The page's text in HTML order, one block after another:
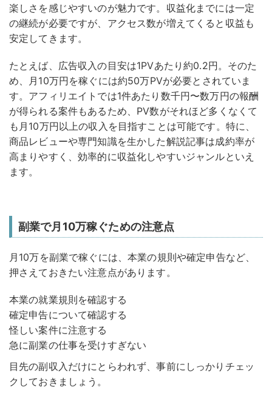
楽しさを感じやすいのが魅力です。収益化までには一定
の継続が必要ですが、アクセス数が増えてくると収益も
安定してきます。
たとえば、広告収入の目安は1PVあたり約0.2円。そのた
め、月10万円を稼ぐには約50万PVが必要とされていま
す。アフィリエイトでは1件あたり数千円〜数万円の報酬
が得られる案件もあるため、PV数がそれほど多くなくて
も月10万円以上の収入を目指すことは可能です。特に、
商品レビューや専門知識を生かした解説記事は成約率が
高まりやすく、効率的に収益化しやすいジャンルといえ
ます。
副業で月10万稼ぐための注意点
月10万を副業で稼ぐには、本業の規則や確定申告など、
押さえておきたい注意点があります。
本業の就業規則を確認する
確定申告について確認する
怪しい案件に注意する
急に副業の仕事を受けすぎない
目先の副収入だけにとらわれず、事前にしっかりチェッ
クしておきましょう。